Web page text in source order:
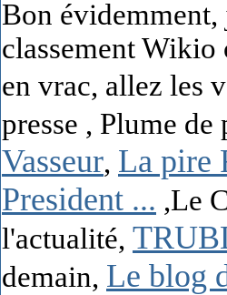
Bon évidemment,
classement Wikio
en vrac, allez les
presse , Plume de
Vasseur, La pire
President ... ,Le
l'actualité,
demain, Le blog